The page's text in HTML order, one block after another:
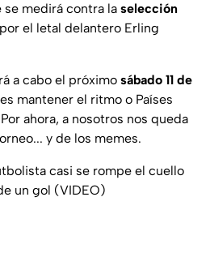
se medirá contra la selección
el letal delantero Erling
a cabo el próximo sábado 11 de
mantener el ritmo o Países
ahora, a nosotros nos queda
y de los memes.
casi se rompe el cuello
un gol (VIDEO)